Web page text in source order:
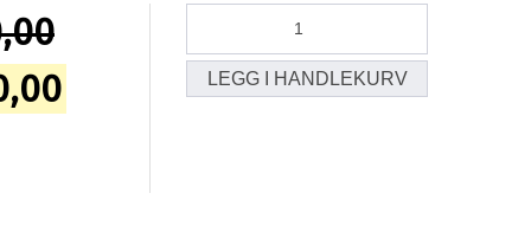
Nåværende
1,
LEGG I HANDLEKURV